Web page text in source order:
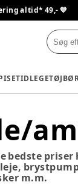
altid* 49,- 💙
LEGETØJ
bedste priser
m.m.